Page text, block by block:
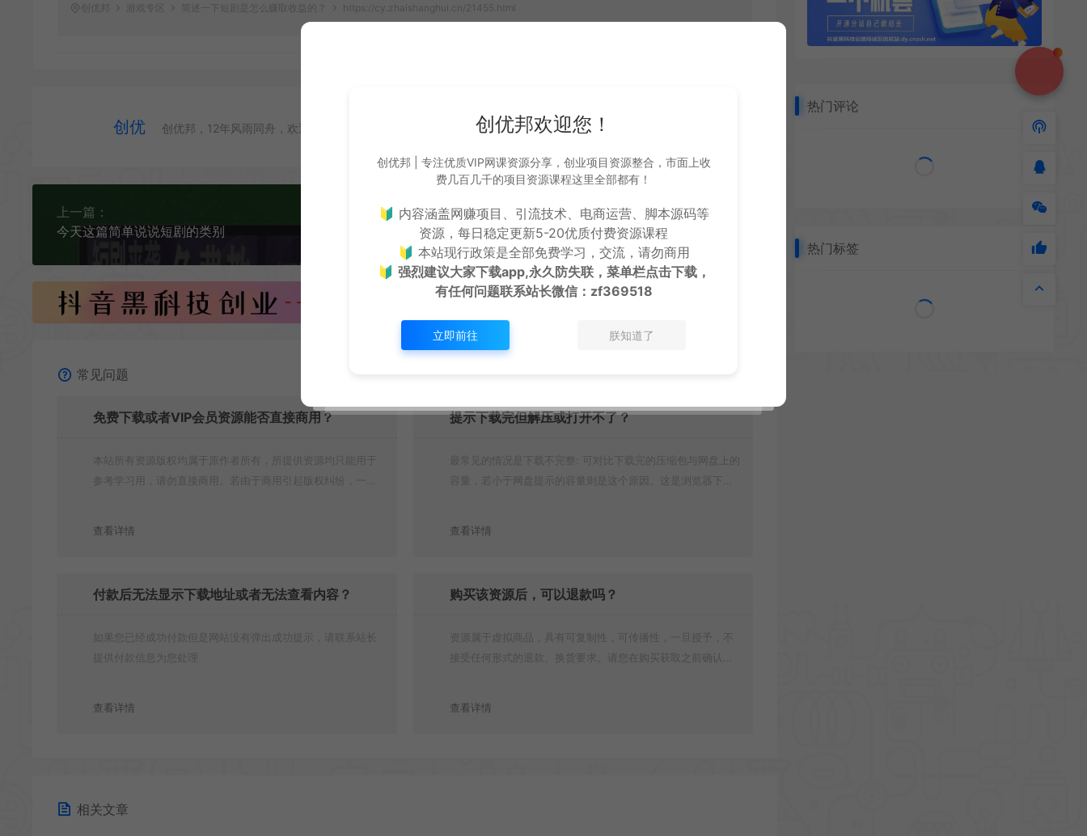
创优邦 游戏专区 简述一下短剧是怎么赚取收益的？ https://cy.zhaishanghui.cn/21455.html
创优 创优邦，12年风雨同舟，欢迎您一起缔造！ 生成海报 复制本文链接
上一篇：
今天这篇简单说说短剧的类别
下一篇：
好省短剧等级机制和升级模式
常见问题
免费下载或者VIP会员资源能否直接商用？
本站所有资源版权均属于原作者所有，所提供资源均只能用于
参考学习用，请勿直接商用。若由于商用引起版权纠纷，一切
查看详情
提示下载完但解压或打开不了？
最常见的情况是下载不完整: 可对比下载完的压缩包与网盘上的
容量，若小于网盘提示的容量则是这个原因。这是浏览器下载
查看详情
付款后无法显示下载地址或者无法查看内容？
如果您已经成功付款但是网站没有弹出成功提示，请联系站长
提供付款信息为您处理
查看详情
购买该资源后，可以退款吗？
资源属于虚拟商品，具有可复制性，可传播性，一旦授予，不
接受任何形式的退款、换货要求。请您在购买获取之前确认好
查看详情
相关文章
热门评论
热门标签
创优邦欢迎您！
创优邦 | 专注优质VIP网课资源分享，创业项目资源整合，市面上收
费几百几千的项目资源课程这里全部都有！
🔰 内容涵盖网赚项目、引流技术、电商运营、脚本源码等
资源，每日稳定更新5-20优质付费资源课程
🔰 本站现行政策是全部免费学习，交流，请勿商用
🔰 强烈建议大家下载app,永久防失联，菜单栏点击下载，
有任何问题联系站长微信：zf369518
立即前往 朕知道了